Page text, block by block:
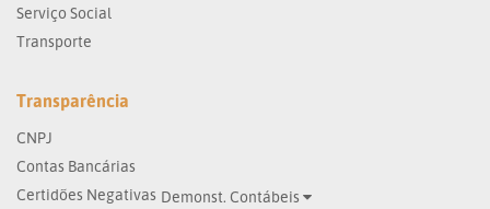
Serviço Social
Transporte
Transparência
CNPJ
Contas Bancárias
Certidões Negativas Demonst. Contábeis